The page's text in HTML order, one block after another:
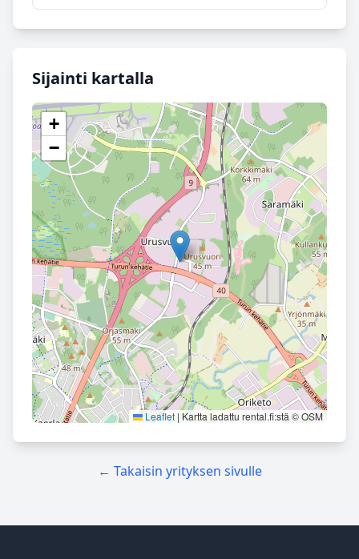
Sijainti kartalla
+
−
Leaflet | Kartta ladattu rental.fi:stä © OSM
← Takaisin yrityksen sivulle